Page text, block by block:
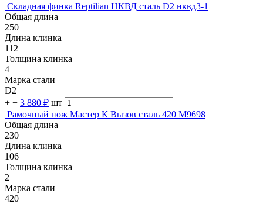
Складная финка Reptilian НКВД сталь D2 нквд3-1
Общая длина
250
Длина клинка
112
Толщина клинка
4
Марка стали
D2
+ − 3 880 ₽ шт
Рамочный нож Мастер К Вызов сталь 420 M9698
Общая длина
230
Длина клинка
106
Толщина клинка
2
Марка стали
420